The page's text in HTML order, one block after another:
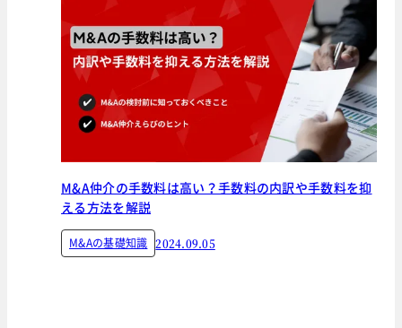
M&A仲介の手数料は高い？手数料の内訳や手数料を抑
える方法を解説
M&Aの基礎知識 2024.09.05